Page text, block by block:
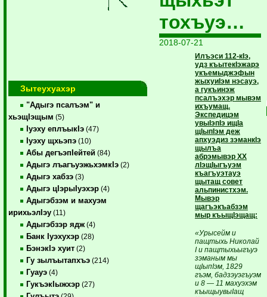
Зытеухуахэр
"Адыгэ псалъэм" и
хьэщIэщым (5)
Iуэху еплъыкIэ (47)
Iуэху щхьэпэ (10)
Абы дегъэпIейтей (84)
Адыгэ лъагъуэжьхэмкIэ (2)
Адыгэ хабзэ (3)
Адыгэ цIэрыIуэхэр (4)
Адыгэбзэм и махуэм
ирихьэлIэу (11)
Адыгэбзэр ядж (4)
Банк Iуэхухэр (28)
БэнэкIэ хуит (2)
Гу зылъытапхъэ (214)
Гуауэ (4)
ГукъэкIыжхэр (27)
тохъуэ…
2018-07-21
Илъэси 112-кIэ,
удз къытекIэжарэ
укъемыджэфын
жыхуиIэм нэсауэ,
а гукъинэж
псалъэхэр мывэм
ихъумащ.
Экспедицэм
увыIэпIэ ищIа
щIыпIэм деж
апхуэдиз зэманкIэ
щылъа
абрэмывэр XX
лIэщIыгъуэм
къагъуэтауэ
щытащ совет
альпинистхэм.
Мывэр
щагъэкъабзэм
мыр къыщIэщащ:
«Урысейм и
пащтыхь Николай
I и пащтыхьыгъуэ
зэманым мы
щIыпIэм, 1829
гъэм, бадзэуэгъуэм
и 8 — 11 махуэхэм
къыщыувыIащ